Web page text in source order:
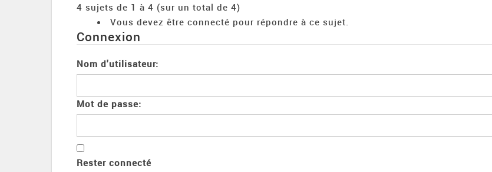
4 sujets de 1 à 4 (sur un total de 4)
Vous devez être connecté pour répondre à ce sujet.
Connexion
Nom d'utilisateur:
Mot de passe:
Rester connecté